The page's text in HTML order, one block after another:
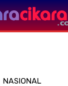
NASIONAL